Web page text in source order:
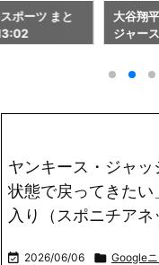
ポーツ まと
大谷翔
ジャー
ヤンキース・ジャ
状態で戻ってきたい
入り（スポニチア
 2026/06/06  Google